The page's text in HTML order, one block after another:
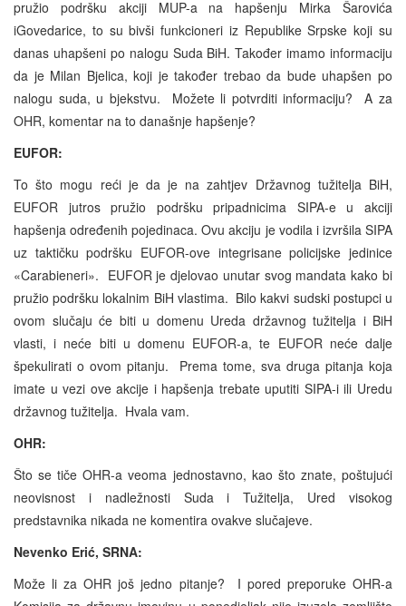
pružio podršku akciji MUP-a na hapšenju Mirka Šarovića
iGovedarice, to su bivši funkcioneri iz Republike Srpske koji su
danas uhapšeni po nalogu Suda BiH. Također imamo informaciju
da je Milan Bjelica, koji je također trebao da bude uhapšen po
nalogu suda, u bjekstvu. Možete li potvrditi informaciju? A za
OHR, komentar na to današnje hapšenje?
EUFOR:
To što mogu reći je da je na zahtjev Državnog tužitelja BiH,
EUFOR jutros pružio podršku pripadnicima SIPA-e u akciji
hapšenja određenih pojedinaca. Ovu akciju je vodila i izvršila SIPA
uz taktičku podršku EUFOR-ove integrisane policijske jedinice
«Carabieneri». EUFOR je djelovao unutar svog mandata kako bi
pružio podršku lokalnim BiH vlastima. Bilo kakvi sudski postupci u
ovom slučaju će biti u domenu Ureda državnog tužitelja i BiH
vlasti, i neće biti u domenu EUFOR-a, te EUFOR neće dalje
špekulirati o ovom pitanju. Prema tome, sva druga pitanja koja
imate u vezi ove akcije i hapšenja trebate uputiti SIPA-i ili Uredu
državnog tužitelja. Hvala vam.
OHR:
Što se tiče OHR-a veoma jednostavno, kao što znate, poštujući
neovisnost i nadležnosti Suda i Tužitelja, Ured visokog
predstavnika nikada ne komentira ovakve slučajeve.
Nevenko Erić, SRNA:
Može li za OHR još jedno pitanje? I pored preporuke OHR-a